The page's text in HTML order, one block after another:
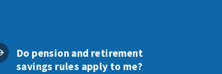
Do pension and retirement
savings rules apply to me?